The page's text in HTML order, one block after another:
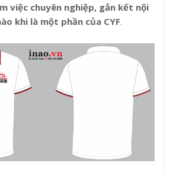
việc chuyên nghiệp, gắn kết nội
khi là một phần của CYF.